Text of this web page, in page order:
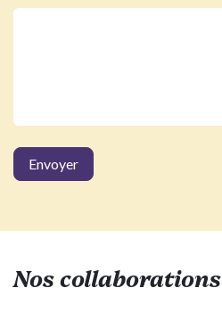
Envoyer
Nos collaborations